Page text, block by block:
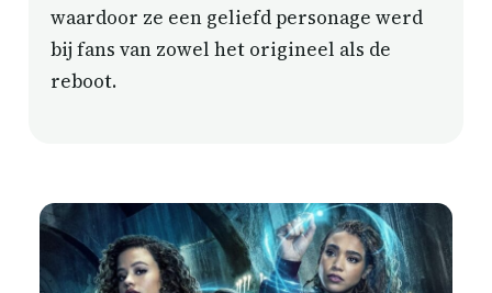
waardoor ze een geliefd personage werd
bij fans van zowel het origineel als de
reboot.